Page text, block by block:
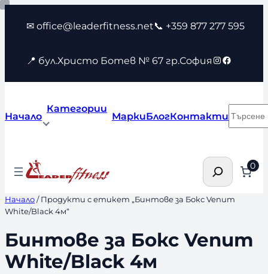
Към
съдържанието
✉ office@leaderfitness.net📞 +359 877 277 595
📍 бул.Христо Ботев № 67 гр.София Instagram
Facebook
Начало
Категории
МаркиБлогКонтакти
Търсене 0
Начало/ Продукти с етикет „Бинтове за Бокс Venum
White/Black 4м“
Бинтове за Бокс Venum
White/Black 4м